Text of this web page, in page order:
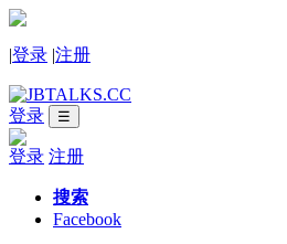
|登录 |注册
登录 ☰
登录 注册
搜索
Facebook